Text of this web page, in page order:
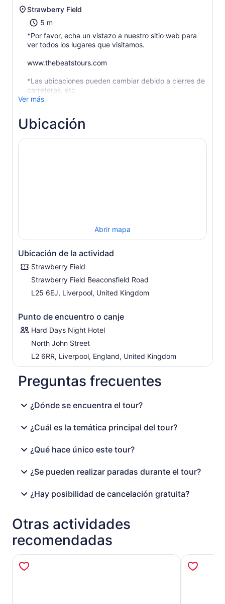
Strawberry Field
5 m
*Por favor, echa un vistazo a nuestro sitio web para
ver todos los lugares que visitamos.
www.thebeatstours.com
*Las ubicaciones pueden cambiar debido a cierres de
carreteras, etc.
Ver más
Ubicación
Abrir mapa
Ubicación de la actividad
Strawberry Field
Strawberry Field Beaconsfield Road
L25 6EJ, Liverpool, United Kingdom
Punto de encuentro o canje
Hard Days Night Hotel
North John Street
L2 6RR, Liverpool, England, United Kingdom
Preguntas frecuentes
¿Dónde se encuentra el tour?
¿Cuál es la temática principal del tour?
¿Qué hace único este tour?
¿Se pueden realizar paradas durante el tour?
¿Hay posibilidad de cancelación gratuita?
Otras actividades
recomendadas